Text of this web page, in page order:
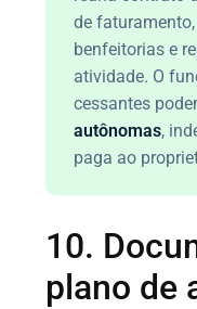
de
benfeitorias e
atividade. O
cessantes
autônomas,
paga ao
10.
plano de